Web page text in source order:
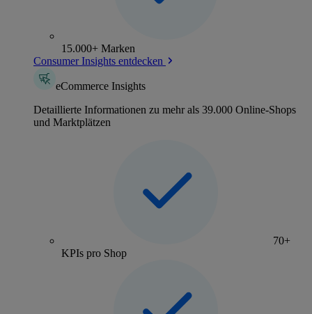
15.000+ Marken
Consumer Insights entdecken
eCommerce Insights
Detaillierte Informationen zu mehr als 39.000 Online-Shops
und Marktplätzen
70+
KPIs pro Shop